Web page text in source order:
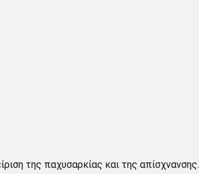
της παχυσαρκίας και της απίσχνανσης.